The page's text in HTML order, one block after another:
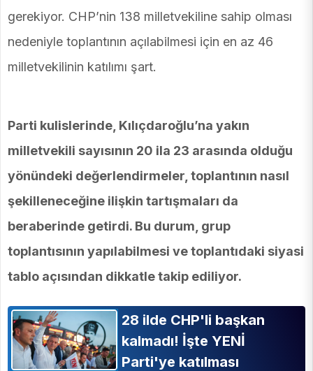
gerekiyor. CHP’nin 138 milletvekiline sahip olması
nedeniyle toplantının açılabilmesi için en az 46
milletvekilinin katılımı şart.
Parti kulislerinde, Kılıçdaroğlu’na yakın
milletvekili sayısının 20 ila 23 arasında olduğu
yönündeki değerlendirmeler, toplantının nasıl
şekilleneceğine ilişkin tartışmaları da
beraberinde getirdi. Bu durum, grup
toplantısının yapılabilmesi ve toplantıdaki siyasi
tablo açısından dikkatle takip ediliyor.
28 ilde CHP'li başkan
kalmadı! İşte YENİ
Parti'ye katılması